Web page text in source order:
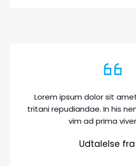
Lorem ipsum dolor sit
tritani repudiandae. In his
vim ad prima
Udtalelse fra